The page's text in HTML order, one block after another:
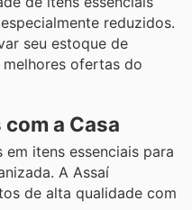
reduzidos.
seu estoque de
ofertas do
a Casa
itens essenciais para
A Assaí
de alta qualidade com